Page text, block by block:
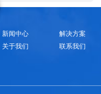
新闻中心
解决方案
关于我们
联系我们